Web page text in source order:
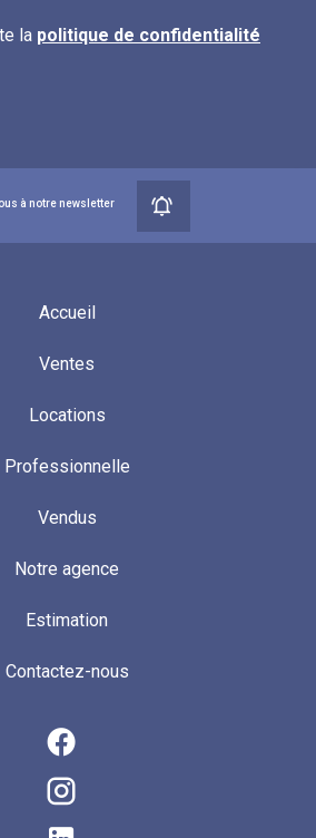
la politique de confidentialité
à notre newsletter
Accueil
Ventes
Locations
Professionnelle
Vendus
Notre agence
Estimation
Contactez-nous